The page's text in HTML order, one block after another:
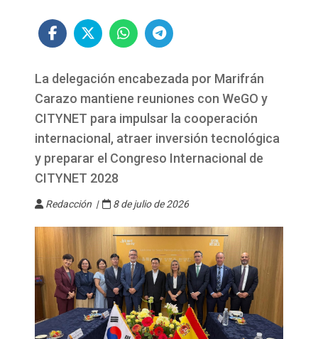
La delegación encabezada por Marifrán
Carazo mantiene reuniones con WeGO y
CITYNET para impulsar la cooperación
internacional, atraer inversión tecnológica
y preparar el Congreso Internacional de
CITYNET 2028
Redacción | 8 de julio de 2026